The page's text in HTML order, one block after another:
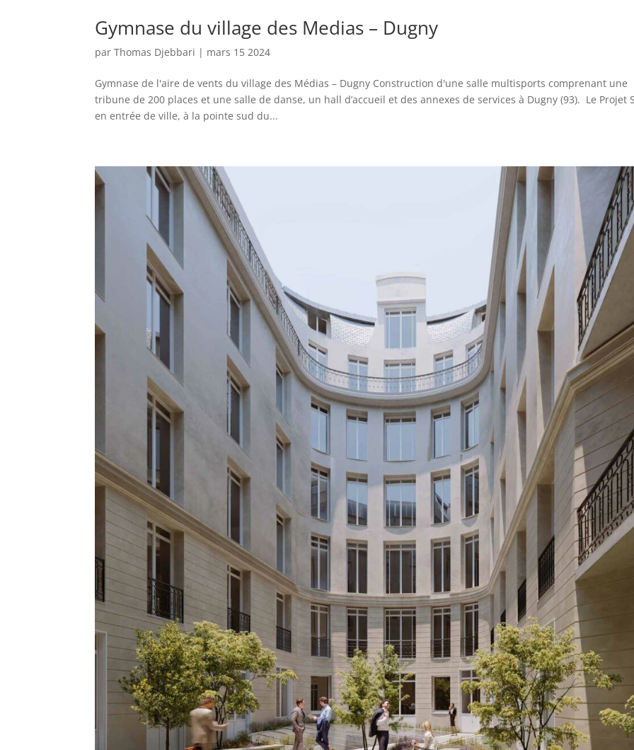
Gymnase du village des Medias – Dugny
parThomas Djebbari | mars 15 2024
Gymnase de l'aire de vents du village des Médias – Dugny Construction d'une salle multisports comprenant une
tribune de 200 places et une salle de danse, un hall d’accueil et des annexes de services à Dugny (93). Le Projet
en entrée de ville, à la pointe sud du...